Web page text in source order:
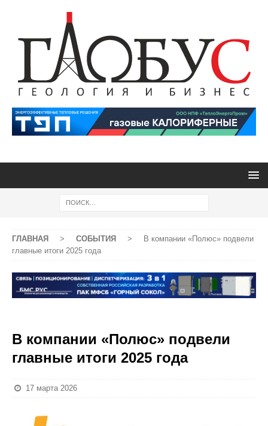
ГЛАВНАЯ > СОБЫТИЯ >
В компании «Полюс» подвели
главные итоги 2025 года
В компании «Полюс» подвели
главные итоги 2025 года
17 марта 2026